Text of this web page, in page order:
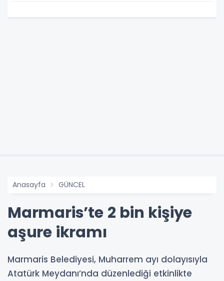
Anasayfa GÜNCEL
Marmaris’te 2 bin kişiye
aşure ikramı
Marmaris Belediyesi, Muharrem ayı dolayısıyla
Atatürk Meydanı’nda düzenlediği etkinlikte